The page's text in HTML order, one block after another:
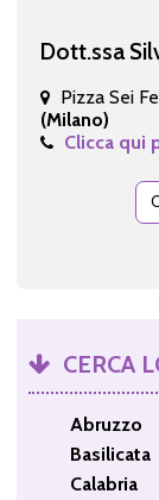
Dott.ssa
Pizza Sei
(Milano)
Clicca qui
CERCA
Abruzzo
Basilicata
Calabria